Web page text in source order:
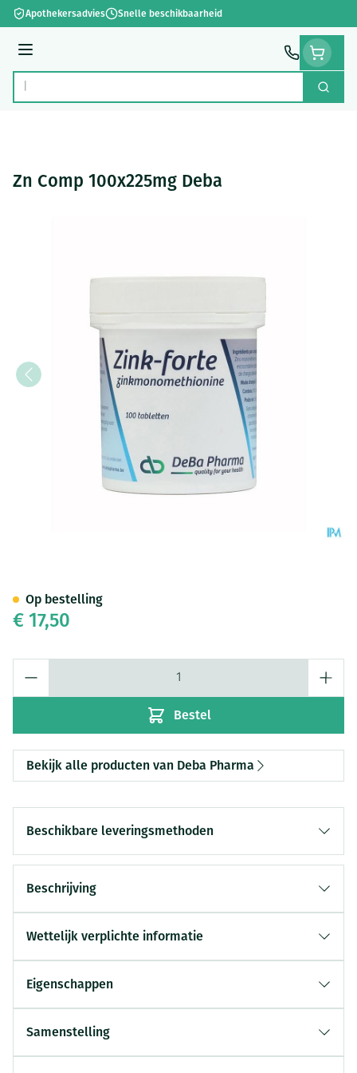
Ga naar de inhoud
Apothekersadvies Snelle beschikbaarheid
Menu
Product, merk, categorie... Zoek
Zn Comp 100x225mg Deba
€ 17,50
Bestel
Op bestelling
Bekijk alle producten van Deba Pharma
Beschikbare leveringsmethoden
Beschrijving
Wettelijk verplichte informatie
Eigenschappen
Samenstelling